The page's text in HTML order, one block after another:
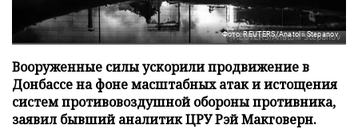
Фото: REUTERS/Anatolii Stepanov
Вооруженные силы ускорили продвижение в
Донбассе на фоне масштабных атак и истощения
систем противовоздушной обороны противника,
заявил бывший аналитик ЦРУ Рэй Макговерн.